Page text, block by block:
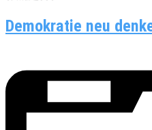
Demokratie neu